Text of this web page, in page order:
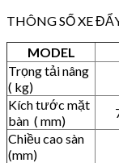
THÔNG SỐ XE
MODEL
Trọng tải nâng
( kg)
Kích tước mặt
bàn ( mm)
Chiều cao sàn
(mm)